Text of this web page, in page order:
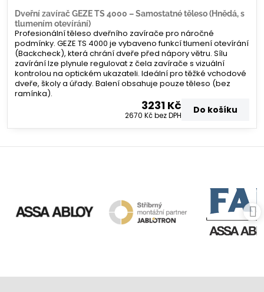
Dveřní zavírač GEZE TS 4000 – Samostatné těleso (Hnědá, s
tlumením otevírání)
Profesionální těleso dveřního zavírače pro náročné
podmínky. GEZE TS 4000 je vybaveno funkcí tlumení otevírání
(Backcheck), která chrání dveře před nápory větru. Sílu
zavírání lze plynule regulovat z čela zavírače s vizuální
kontrolou na optickém ukazateli. Ideální pro těžké vchodové
dveře, školy a úřady. Balení obsahuje pouze těleso (bez
ramínka).
3231 Kč
2670 Kčbez DPH Do košíku